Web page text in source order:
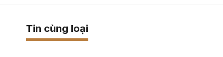
Tin cùng loại